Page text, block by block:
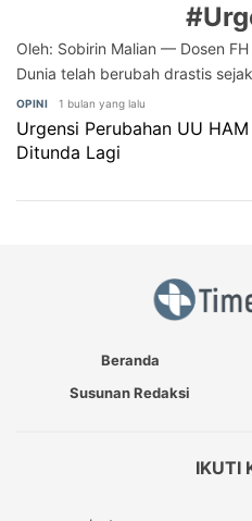
Oleh: Sobirin Malian — Dosen
Dunia telah berubah drastis sejak
OPINI 1 bulan yang lalu
Urgensi Perubahan UU
Ditunda Lagi
Beranda
Susunan Redaksi
IKUTI